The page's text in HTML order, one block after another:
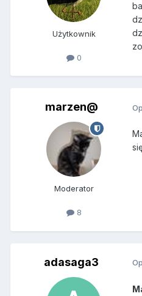
Użytkownik
0
marzen@
Moderator
8
adasaga3